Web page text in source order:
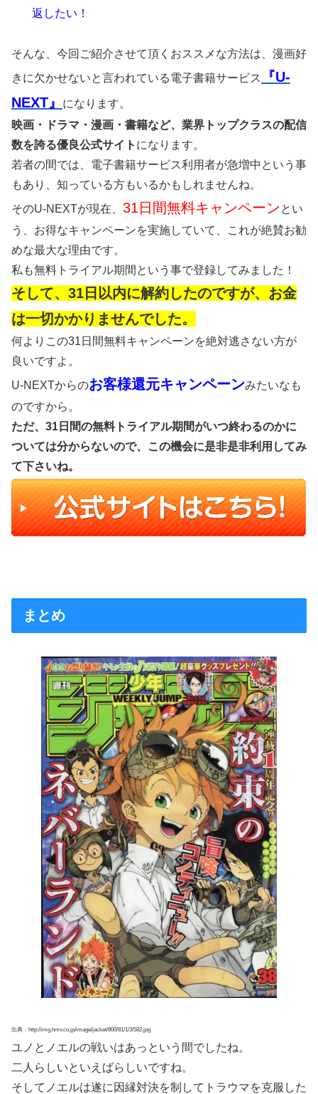
返したい！
そんな、今回ご紹介させて頂くおススメな方法は、漫画好
きに欠かせないと言われている電子書籍サービス
『U-
NEXT』
になります。
映画・ドラマ・漫画・書籍など、業界トップクラスの配信
数を誇る優良公式サイト になります。
若者の間では、電子書籍サービス利用者が急増中という事
もあり、知っている方もいるかもしれませんね。
そのU-NEXTが現在、 31日間無料キャンペーンとい
う、お得なキャンペーンを実施していて、これが絶賛お勧
めな最大な理由です。
私も無料トライアル期間という事で登録してみました！
そして、31日以内に解約したのですが、お金
は一切かかりませんでした。
何よりこの31日間無料キャンペーンを絶対逃さない方が
良いですよ。
U-NEXTからのお客様還元キャンペーンみたいなも
のですから。
ただ、31日間の無料トライアル期間がいつ終わるのかに
ついては分からないので、この機会に是非是非利用してみ
て下さいね。
まとめ
出典：http://img.hmv.co.jp/image/jacket/800/81/1/3/582.jpg
ユノとノエルの戦いはあっという間でしたね。
二人らしいといえばらしいですね。
そしてノエルは遂に因縁対決を制してトラウマを克服した